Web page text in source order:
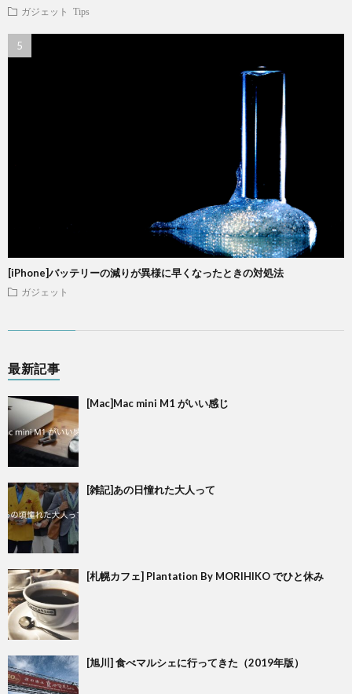
ガジェット Tips
[iPhone]バッテリーの減りが異様に早くなったときの対処法
ガジェット
最新記事
[Mac]Mac mini M1 がいい感じ
[雑記]あの日憧れた大人って
[札幌カフェ] Plantation By MORIHIKO でひと休み
[旭川] 食べマルシェに行ってきた（2019年版）